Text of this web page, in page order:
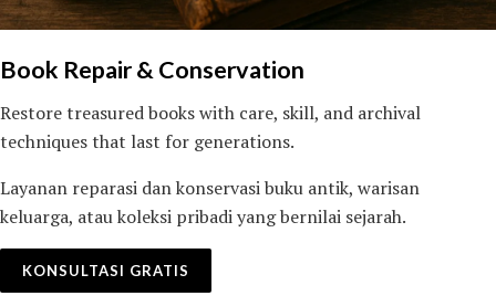
Book Repair & Conservation
Restore treasured books with care, skill, and archival
techniques that last for generations.
Layanan reparasi dan konservasi buku antik, warisan
keluarga, atau koleksi pribadi yang bernilai sejarah.
KONSULTASI GRATIS